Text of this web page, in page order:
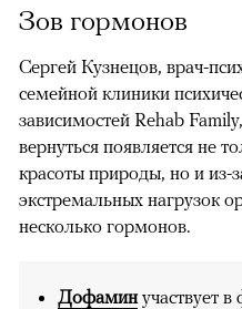
Зов гормонов
Сергей Кузнецов, врач-
семейной клиники
зависимостей Rehab
вернуться появляется не
красоты природы, но и из-
экстремальных нагрузок
несколько гормонов.
Дофаминучаствует